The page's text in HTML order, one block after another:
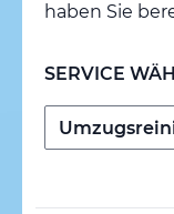
haben Sie
SERVICE